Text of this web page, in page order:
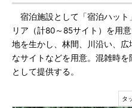
宿泊施設として「宿泊ハット
リア（計80～85サイト）を用
地を生かし、林間、川沿い、
なサイトなどを用意。混雑時
として提供する。